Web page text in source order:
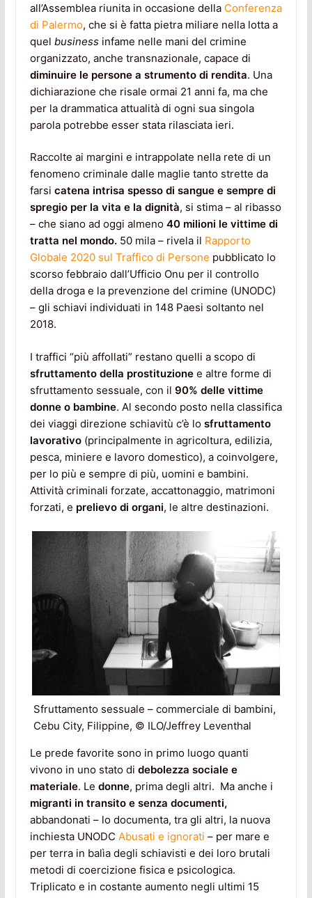
all’Assemblea riunita in occasione della Conferenza
di Palermo, che si è fatta pietra miliare nella lotta a
quel businessinfame nelle mani del crimine
organizzato, anche transnazionale, capace di
diminuire le persone a strumento di rendita. Una
dichiarazione che risale ormai 21 anni fa, ma che
per la drammatica attualità di ogni sua singola
parola potrebbe esser stata rilasciata ieri.
Raccolte ai margini e intrappolate nella rete di un
fenomeno criminale dalle maglie tanto strette da
farsi catena intrisa spesso di sangue e sempre di
spregio per la vita e la dignità, si stima – al ribasso
– che siano ad oggi almeno 40 milioni le vittime di
tratta nel mondo.50 mila – rivela il Rapporto
Globale 2020 sul Traffico di Persone pubblicato lo
scorso febbraio dall’Ufficio Onu per il controllo
della droga e la prevenzione del crimine (UNODC)
– gli schiavi individuati in 148 Paesi soltanto nel
2018.
I traffici “più affollati” restano quelli a scopo di
sfruttamento della prostituzionee altre forme di
sfruttamento sessuale, con il 90% delle vittime
donne o bambine. Al secondo posto nella classifica
dei viaggi direzione schiavitù c’è lo sfruttamento
lavorativo(principalmente in agricoltura, edilizia,
pesca, miniere e lavoro domestico), a coinvolgere,
per lo più e sempre di più, uomini e bambini.
Attività criminali forzate, accattonaggio, matrimoni
forzati, e prelievo di organi, le altre destinazioni.
Sfruttamento sessuale – commerciale di bambini,
Cebu City, Filippine, © ILO/Jeffrey Leventhal
Le prede favorite sono in primo luogo quanti
vivono in uno stato di debolezza sociale e
materiale. Le donne, prima degli altri. Ma anche i
migranti in transito e senza documenti,
abbandonati – lo documenta, tra gli altri, la nuova
inchiesta UNODC Abusati e ignorati – per mare e
per terra in balìa degli schiavisti e dei loro brutali
metodi di coercizione fisica e psicologica.
Triplicato e in costante aumento negli ultimi 15